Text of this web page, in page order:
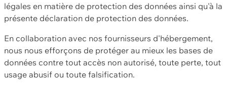
légales en matière de protection des données ainsi qu'à la
présente déclaration de protection des données.
En collaboration avec nos fournisseurs d'hébergement,
nous nous efforçons de protéger au mieux les bases de
données contre tout accès non autorisé, toute perte, tout
usage abusif ou toute falsification.